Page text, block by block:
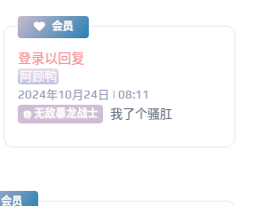
会员
登录以回复
阿顾鸭
2024年10月24日 | 08:11
@ 无敌暴龙战士 我了个骚肛
会员